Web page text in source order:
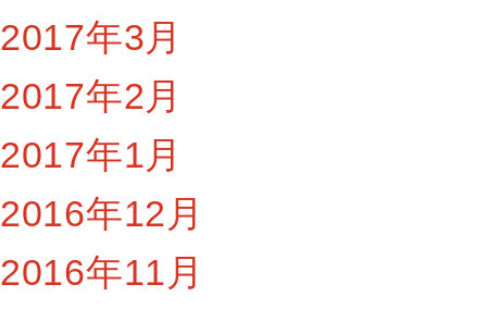
2017年3月
2017年2月
2017年1月
2016年12月
2016年11月